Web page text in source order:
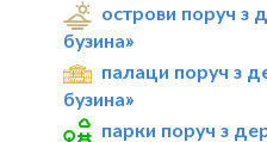
острови поруч з
бузина»
палаци поруч з
бузина»
парки поруч з